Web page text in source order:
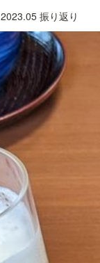
2023.05 振り返り